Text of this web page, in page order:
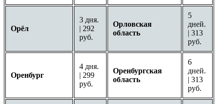
Орёл
3 дня.
| 292
руб.
Орловская
область
5
дней.
| 313
руб.
Оренбург
4 дня.
| 299
руб.
Оренбургская
область
6
дней.
| 313
руб.